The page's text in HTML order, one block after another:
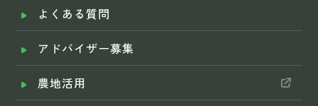
よくある質問
アドバイザー募集
農地活用